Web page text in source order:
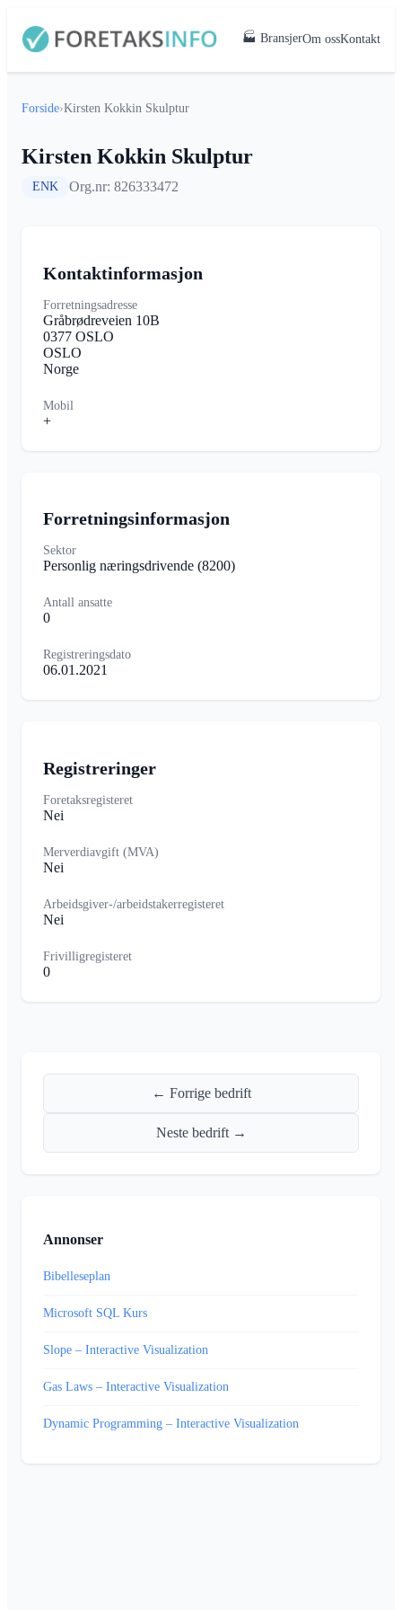
🏭 BransjerOm ossKontakt
Forside›Kirsten Kokkin Skulptur
Kirsten Kokkin Skulptur
ENK Org.nr: 826333472
Kontaktinformasjon
Forretningsadresse
Gråbrødreveien 10B
0377 OSLO
OSLO
Norge
Mobil
+
Forretningsinformasjon
Sektor
Personlig næringsdrivende (8200)
Antall ansatte
0
Registreringsdato
06.01.2021
Registreringer
Foretaksregisteret
Nei
Merverdiavgift (MVA)
Nei
Arbeidsgiver-/arbeidstakerregisteret
Nei
Frivilligregisteret
0
← Forrige bedrift
Neste bedrift →
Annonser
Bibelleseplan
Microsoft SQL Kurs
Slope – Interactive Visualization
Gas Laws – Interactive Visualization
Dynamic Programming – Interactive Visualization